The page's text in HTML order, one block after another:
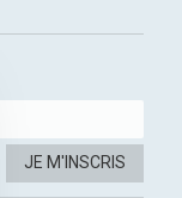
JE M'INSCRIS